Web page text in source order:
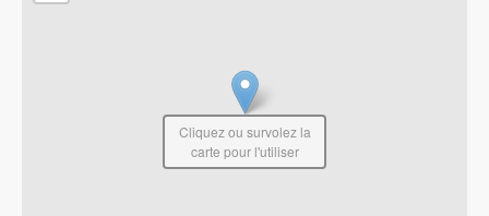
Cliquez ou survolez la
carte pour l'utiliser